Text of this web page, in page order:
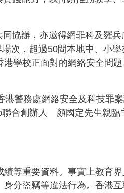
協辦，亦邀得網罪科及羅
次，超過50間本地中、小學
學校正面對的網絡安全問
港警務處網絡安全及科技
合創辦人 顏國定先生親臨
等重要資料。事實上教育
分盜竊等違法行為。香港